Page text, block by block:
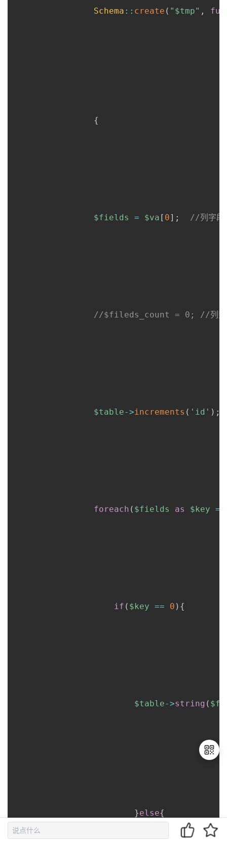
Schema :: create ( " $tmp" ,
{
$fields = $va [ 0] ; //列字段
//$fileds_count = 0; //列数
$table->increments ( 'id' ) ;
foreach ( $fields as $key =>
if ( $key == 0 ) {
$table->string (
}else{